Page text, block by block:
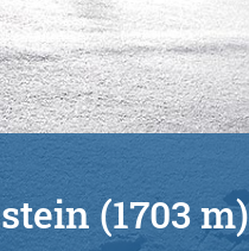
(1703 m)